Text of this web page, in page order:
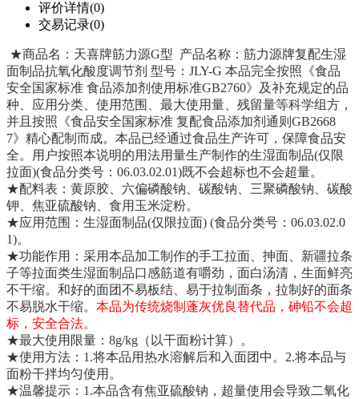
评价详情(0)
交易记录(0)
★商品名：天喜牌筋力源G型 产品名称：筋力源牌复配生湿
面制品抗氧化酸度调节剂 型号：JLY-G 本品完全按照《食品
安全国家标准 食品添加剂使用标准GB2760》及补充规定的品
种、应用分类、使用范围、最大使用量、残留量等科学组方，
并且按照《食品安全国家标准 复配食品添加剂通则GB2668
7》精心配制而成。本品已经通过食品生产许可，保障食品安
全。用户按照本说明的用法用量生产制作的生湿面制品(仅限
拉面)(食品分类号：06.03.02.01)既不会超标也不会超量。
★配料表：黄原胶、六偏磷酸钠、碳酸钠、三聚磷酸钠、碳酸
钾、焦亚硫酸钠、食用玉米淀粉。
★应用范围：生湿面制品(仅限拉面) (食品分类号：06.03.02.0
1)。
★功能作用：采用本品加工制作的手工拉面、抻面、新疆拉条
子等拉面类生湿面制品口感筋道有嚼劲，面白汤清，生面鲜亮
不干缩。和好的面团不易板结、易于拉制面条，拉制好的面条
不易脱水干缩。 本品为传统烧制蓬灰优良替代品，砷铅不会超
标，安全合法。
★最大使用限量：8g/kg（以干面粉计算）。
★使用方法：1.将本品用热水溶解后和入面团中。2.将本品与
面粉干拌均匀使用。
★温馨提示：1.本品含有焦亚硫酸钠，超量使用会导致二氧化